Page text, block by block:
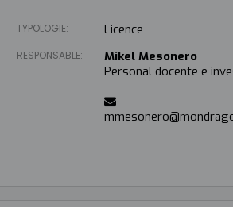
TYPOLOGIE: Licence
RESPONSABLE:
Mikel Mesonero
Personal docente e